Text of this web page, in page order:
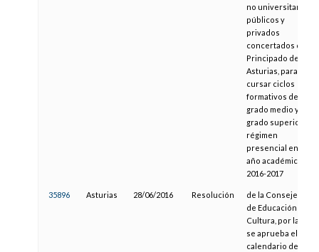
no universitarios
públicos y
privados
concertados del
Principado de
Asturias, para
cursar ciclos
formativos de
grado medio y
grado superior en
régimen
presencial en el
año académico
2016-2017
35896 Asturias 28/06/2016 Resolución
de la Consejería
de Educación y
Cultura, por la que
se aprueba el
calendario de